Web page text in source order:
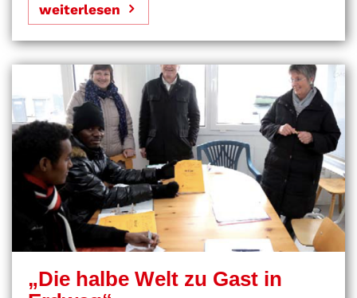
weiterlesen
„Die halbe Welt zu Gast in